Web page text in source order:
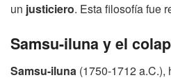
un justiciero. Esta filosofía fue
Samsu-iluna y el
Samsu-iluna (1750-1712 a.C.),